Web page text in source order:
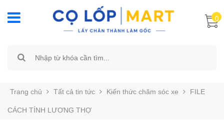
0
Trang chủ Tất cả tin tức Kiến thức chăm sóc xe FILE
CÁCH TÍNH LƯƠNG THỢ